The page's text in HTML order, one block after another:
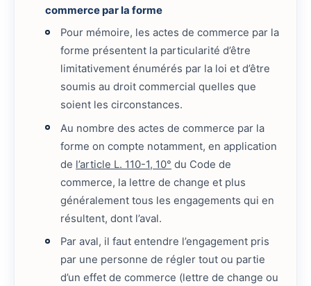
commerce par la forme
Pour mémoire, les actes de commerce par la
forme présentent la particularité d’être
limitativement énumérés par la loi et d’être
soumis au droit commercial quelles que
soient les circonstances.
Au nombre des actes de commerce par la
forme on compte notamment, en application
de l’article L. 110-1, 10° du Code de
commerce, la lettre de change et plus
généralement tous les engagements qui en
résultent, dont l’aval.
Par aval, il faut entendre l’engagement pris
par une personne de régler tout ou partie
d’un effet de commerce (lettre de change ou